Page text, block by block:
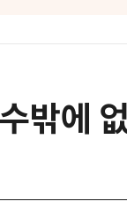
밖에